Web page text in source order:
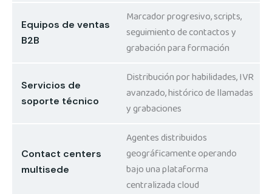
Equipos de ventas
B2B
Marcador progresivo, scripts,
seguimiento de contactos y
grabación para formación
Servicios de
soporte técnico
Distribución por habilidades, IVR
avanzado, histórico de llamadas
y grabaciones
Contact centers
multisede
Agentes distribuidos
geográficamente operando
bajo una plataforma
centralizada cloud